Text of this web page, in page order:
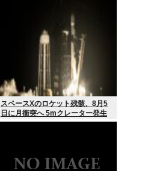
スペースXのロケット残骸、8月5
日に月衝突へ 5mクレーター発生
予測